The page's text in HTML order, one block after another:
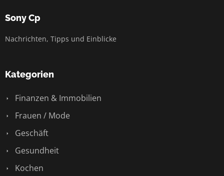
Sony Cp
Nachrichten, Tipps und Einblicke
Kategorien
Finanzen & Immobilien
Frauen / Mode
Geschäft
Gesundheit
Kochen